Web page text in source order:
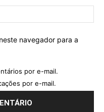
navegador para a
por e-mail.
por e-mail.